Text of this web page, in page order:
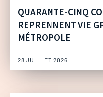
QUARANTE-CINQ
REPRENNENT VIE
MÉTROPOLE
28 JUILLET 2026